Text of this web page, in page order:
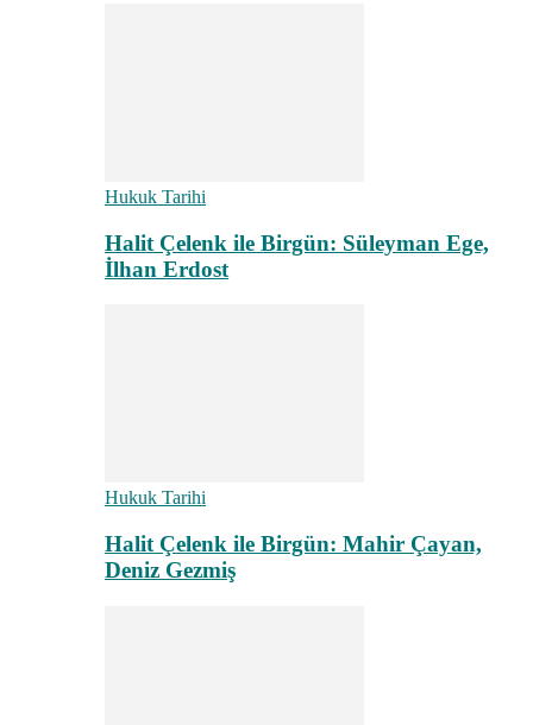
Hukuk Tarihi
Halit Çelenk ile Birgün: Süleyman Ege,
İlhan Erdost
Hukuk Tarihi
Halit Çelenk ile Birgün: Mahir Çayan,
Deniz Gezmiş